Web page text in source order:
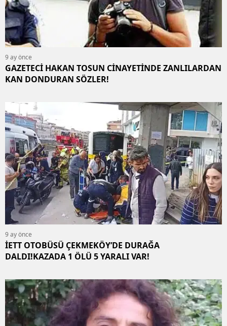
9 ay önce
GAZETECİ HAKAN TOSUN CİNAYETİNDE ZANLILARDAN
KAN DONDURAN SÖZLER!
9 ay önce
İETT OTOBÜSÜ ÇEKMEKÖY’DE DURAĞA
DALDI!KAZADA 1 ÖLÜ 5 YARALI VAR!